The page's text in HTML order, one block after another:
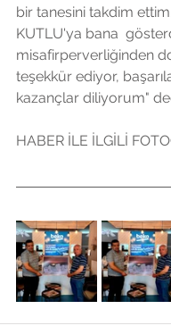
bir tanesini takdim
KUTLU'ya bana
misafirperverliğinden
teşekkür ediyor,
kazançlar diliyorum"
HABER İLE İLGİLİ